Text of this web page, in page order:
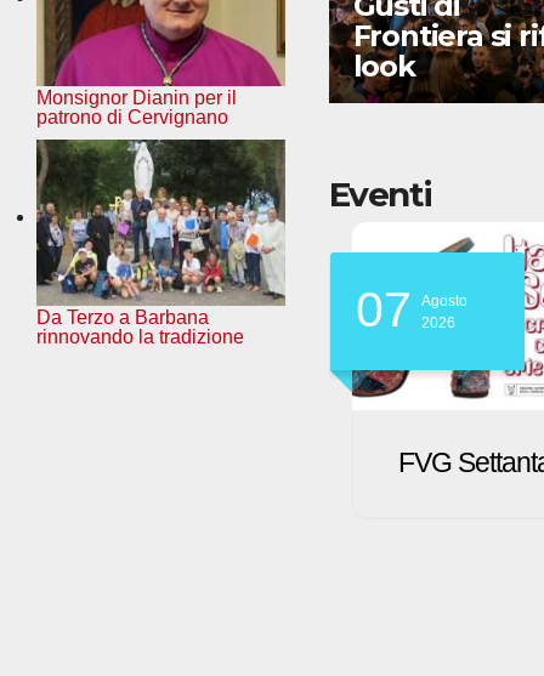
Monsignor Dianin per il
patrono di Cervignano
Da Terzo a Barbana
rinnovando la tradizione
nuovi voli per la
Sardegna
Frontiera si
look
Eventi
07 Agosto
2026
07
Agosto
2026
Il tennis in un